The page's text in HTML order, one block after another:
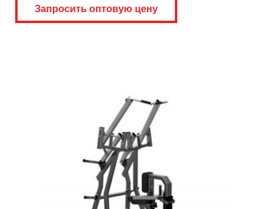
Запросить оптовую цену